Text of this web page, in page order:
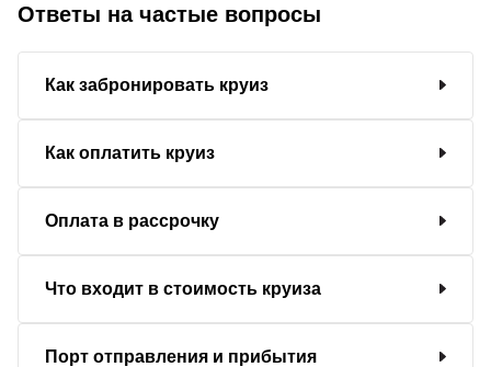
Ответы на частые вопросы
Как забронировать круиз
Как оплатить круиз
Оплата в рассрочку
Что входит в стоимость круиза
Порт отправления и прибытия